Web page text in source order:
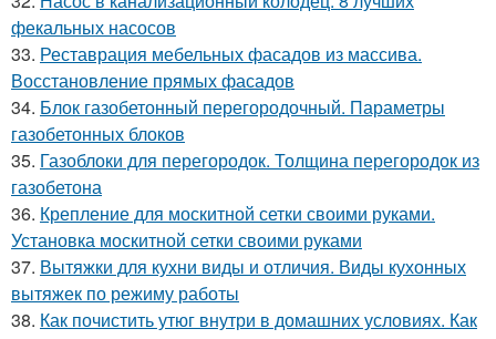
фекальных насосов
33. Реставрация мебельных фасадов из массива.
Восстановление прямых фасадов
34. Блок газобетонный перегородочный. Параметры
газобетонных блоков
35. Газоблоки для перегородок. Толщина перегородок из
газобетона
36. Крепление для москитной сетки своими руками.
Установка москитной сетки своими руками
37. Вытяжки для кухни виды и отличия. Виды кухонных
вытяжек по режиму работы
38. Как почистить утюг внутри в домашних условиях. Как